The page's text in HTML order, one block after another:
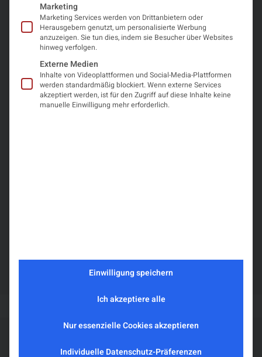
Mehr
Informationen
Inhalt
Erforderlichen
Service
Nutzen Sie die Gelegenheit für ein Update zur MS!
Weitere geplante
Marketing
Marketing Services werden von Drittanbietern oder
Herausgebern genutzt, um personalisierte Werbung
anzuzeigen. Sie tun dies, indem sie Besucher über Websites
hinweg verfolgen.
Externe Medien
Inhalte von Videoplattformen und Social-Media-Plattformen
werden standardmäßig blockiert. Wenn externe Services
akzeptiert werden, ist für den Zugriff auf diese Inhalte keine
manuelle Einwilligung mehr erforderlich.
Einwilligung speichern
Ich akzeptiere alle
Nur essenzielle Cookies akzeptieren
Individuelle Datenschutz-Präferenzen